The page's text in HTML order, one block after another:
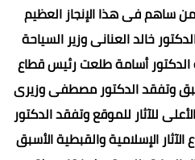
ساهم فى هذا الإنجاز العظيم
خالد العنانى وزير السياحة
الدكتور أسامة طلعت رئيس قطاع
وتفقد الدكتور مصطفى وزيرى
للآثار للموقع وتفقد الدكتور
الإسلامية والقبطية الأسبق